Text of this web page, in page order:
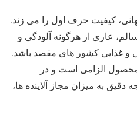
کیفیت حرف اول را می‌ زند.
عاری از هرگونه آلودگی و
و غذایی کشور های مقصد باشد.
الزامی است و در
دقیق به میزان مجاز آلاینده ‌ها،